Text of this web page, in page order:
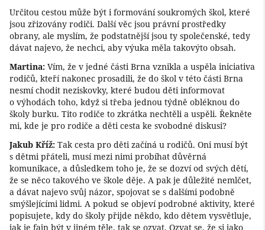
Určitou cestou může být i formování soukromých škol, které
jsou zřizovány rodiči. Další věc jsou právní prostředky
obrany, ale myslím, že podstatnější jsou ty společenské, tedy
dávat najevo, že nechci, aby výuka měla takovýto obsah.
Martina: Vím, že v jedné části Brna vznikla a uspěla iniciativa
rodičů, kteří nakonec prosadili, že do škol v této části Brna
nesmí chodit neziskovky, které budou děti informovat
o výhodách toho, když si třeba jednou týdně obléknou do
školy burku. Tito rodiče to zkrátka nechtěli a uspěli. Řekněte
mi, kde je pro rodiče a děti cesta ke svobodné diskusi?
Jakub Kříž: Tak cesta pro děti začíná u rodičů. Oni musí být
s dětmi přáteli, musí mezi nimi probíhat důvěrná
komunikace, a důsledkem toho je, že se dozví od svých dětí,
že se něco takového ve škole děje. A pak je důležité nemlčet,
a dávat najevo svůj názor, spojovat se s dalšími podobně
smýšlejícími lidmi. A pokud se objeví podrobné aktivity, které
popisujete, kdy do školy přijde někdo, kdo dětem vysvětluje,
jak je fajn být v jiném těle, tak se ozvat. Ozvat se, že si jako